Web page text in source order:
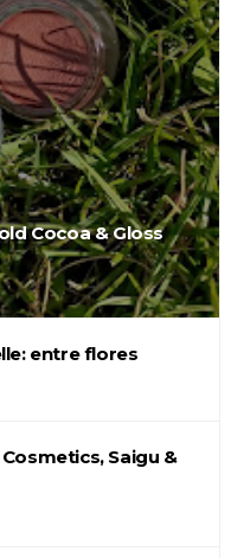
Cocoa & Gloss
entre flores
Saigu &